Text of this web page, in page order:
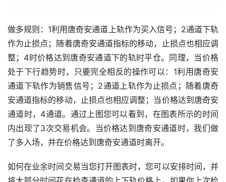
做多规则：1利用唐奇安通道上轨作为买入信号；2通道下轨
作为止损点；随着唐奇安通道指标的移动，止损点也相应调
整；4时价格达到唐奇安通道下的轨时平仓。同理，当价格
处于下行趋势时，只要完全相反的操作可以：1利用唐奇安
通道下轨作为销售信号；2通道上轨作为止损点；随着唐奇
安通道指标的移动，止损点也相应调整；当价格达到唐奇安
通道时，4通道。通过上图您可以看到，在图表所示的时间
内出现了3次交易机会。当价格达到唐奇安通道时，我们做
了多入场，并在价格达到唐奇安通道时离开。
如何在业余时间交易当您打开图表时，您可以安排时间，并